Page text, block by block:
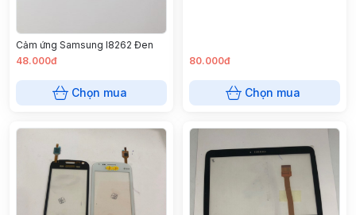
Cảm ứng Samsung I8262 Đen
48.000đ
Chọn mua
80.000đ
Chọn mua